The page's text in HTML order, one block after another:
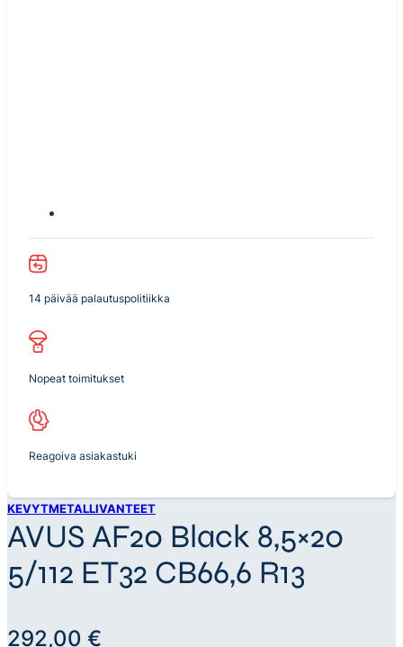
14 päivää palautuspolitiikka
Nopeat toimitukset
Reagoiva asiakastuki
KEVYTMETALLIVANTEET
AVUS AF20 Black 8,5×20
5/112 ET32 CB66,6 R13
292,00 €